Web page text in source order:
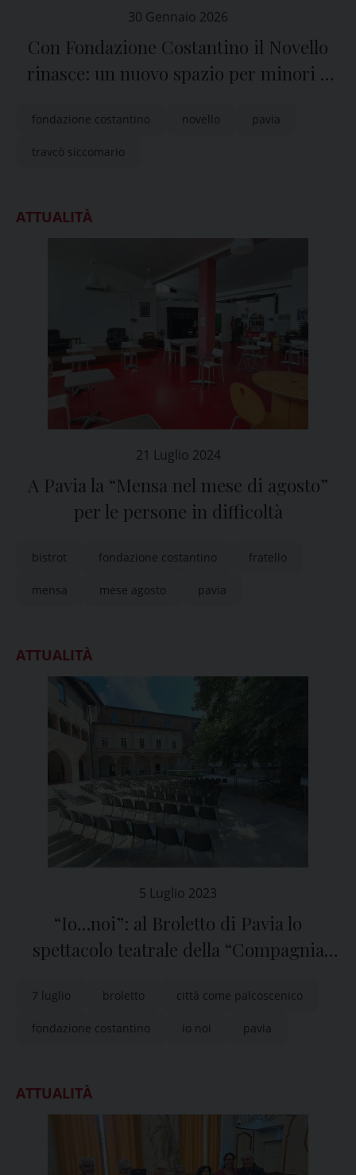
30 Gennaio 2026
Con Fondazione Costantino il Novello
rinasce: un nuovo spazio per minori e
fondazione costantino novello pavia
travcò siccomario
ATTUALITÀ
21 Luglio 2024
A Pavia la “Mensa nel mese di agosto”
per le persone in difficoltà
bistrot fondazione costantino fratello
mensa mese agosto pavia
ATTUALITÀ
5 Luglio 2023
“Io…noi”: al Broletto di Pavia lo
spettacolo teatrale della “Compagnia
7 luglio broletto città come palcoscenico
fondazione costantino io noi pavia
ATTUALITÀ